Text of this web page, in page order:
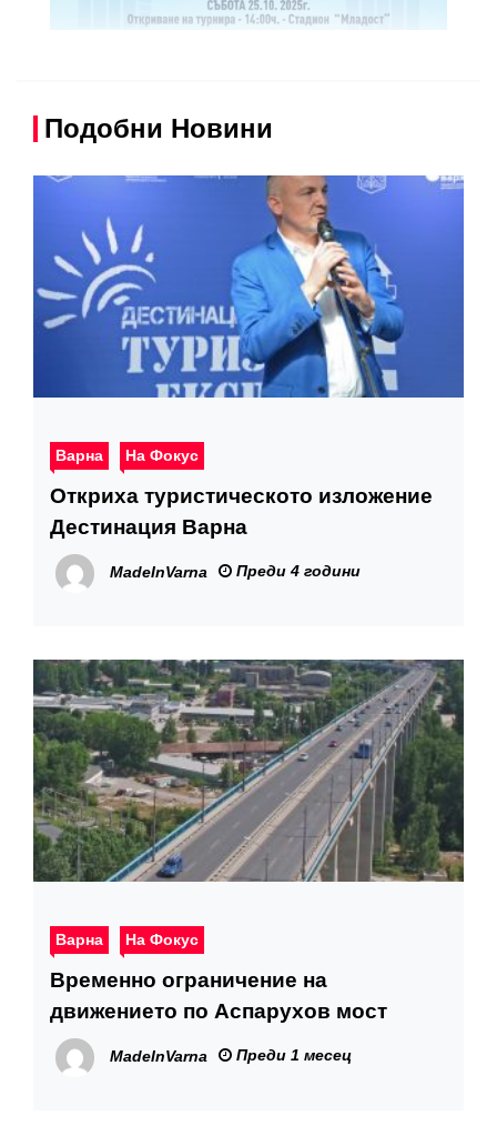
Подобни Новини
Варна На Фокус
Откриха туристическото изложение
Дестинация Варна
MadeInVarna Преди 4 години
Варна На Фокус
Временно ограничение на
движението по Аспарухов мост
MadeInVarna Преди 1 месец